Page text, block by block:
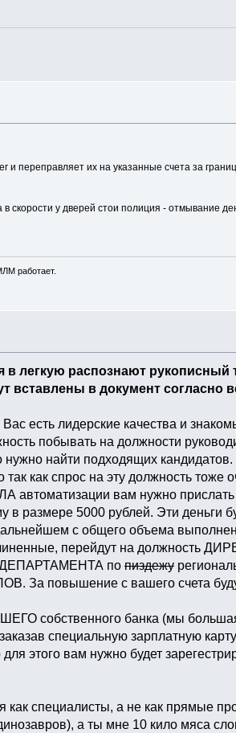
переправляет их на указанные счета за
скорости у дверей стои полиция - отмывание
работает.
легкую распознают рукописный
в документ согласно
есть лидерские качества и
побывать на должности
найти подходящих кандидатов.
как спрос на эту должность тоже
вам нужно прислать
размере 5000 рублей. Эти деньги
с общего объема
перейдут на должность
ДЕПАРТАМЕНТА попиздежу
За повышение с вашего счета
собственного банка (мы
специальную зарплатную
этого вам нужно будет
как специалисты, а не как прямые
а ты мне 10 кило мяса